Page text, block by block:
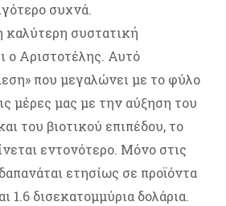
συχνά.
καλύτερη συστατική
ο Αριστοτέλης. Αυτό
που μεγαλώνει με το φύλο
μέρες μας με την αύξηση του
του βιοτικού επιπέδου, το
εντονότερο. Μόνο στις
ετησίως σε προϊόντα
1.6 δισεκατομμύρια δολάρια.